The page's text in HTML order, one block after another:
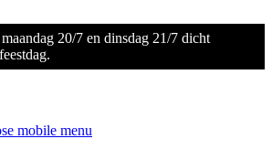
20/7 en dinsdag 21/7 dicht
mobile menu